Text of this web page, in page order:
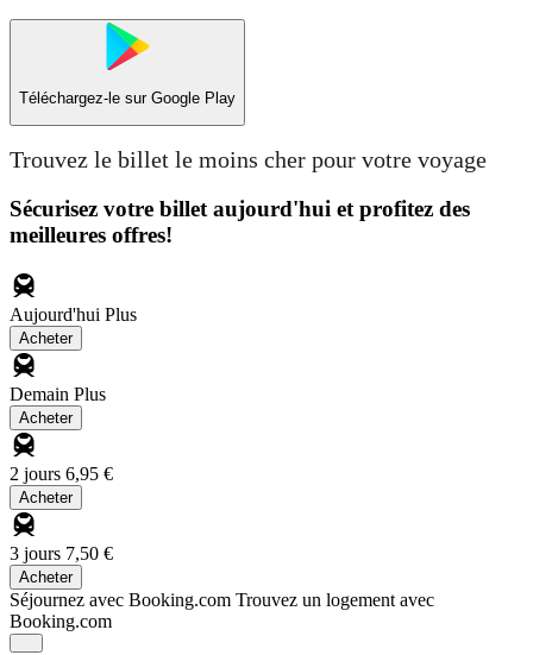
Téléchargez-le sur Google Play
Trouvez le billet le moins cher pour votre voyage
Sécurisez votre billet aujourd'hui et profitez des
meilleures offres!
Aujourd'hui Plus
Acheter
Demain Plus
Acheter
2 jours 6,95 €
Acheter
3 jours 7,50 €
Acheter
Séjournez avec Booking.com Trouvez un logement avec
Booking.com